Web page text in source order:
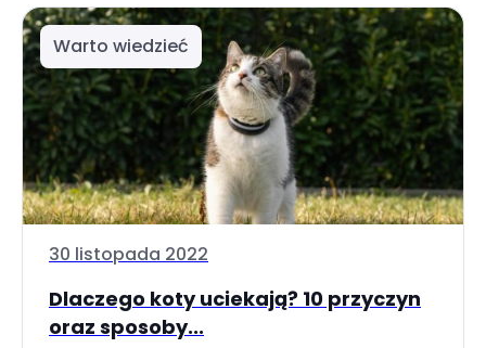
Warto wiedzieć
30 listopada 2022
Dlaczego koty uciekają? 10 przyczyn
oraz sposoby...